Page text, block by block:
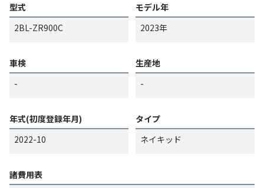
型式
2BL-ZR900C
モデル年
2023年
車検
-
生産地
-
年式(初度登録年月)
2022-10
タイプ
ネイキッド
諸費用表